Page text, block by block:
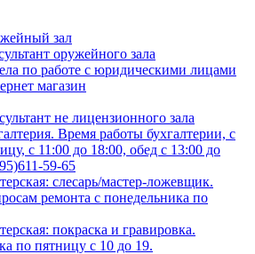
зал
оружейного зала
по работе с юридическими лицами
магазин
не лицензионного зала
Время работы бухгалтерии, с
с 11:00 до 18:00, обед с 13:00 до
59-65
слесарь/мастер-ложевщик.
ремонта с понедельника по
покраска и гравировка.
по пятницу с 10 до 19.